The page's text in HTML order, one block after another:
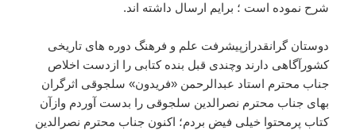
شرح نموده است ؛ برایم ارسال داشته اند.
دوستان گرانقدرازپیشرفت علم و فرهنگ دوره های تاریخی
کشورآگاهی دارند وچندی قبل بنده کتابی را ازدست اخلاص
جناب محترم استاد عبدالرحمن «فریدون» سلجوقی اثرگران
بهای جناب محترم نصرالدین سلجوقی را بدست آوردم وازآن
کتاب پرمحتوا خیلی فیض بردم؛ اکنون جناب محترم نصرالدین